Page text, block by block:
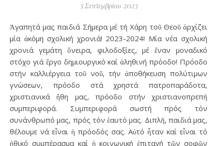
5 Σεπτεμβρίου 2023
Ἀγαπητά μας παιδιά Σήμερα μέ τή Χάρη τοῦ Θεοῦ ἀρχίζει
μία ἀκόμη σχολική χρονιά! 2023-2024! Μία νέα σχολική
χρονιά γεμάτη ὄνειρα, φιλοδοξίες, μέ ἕναν μοναδικό
στόχο γιά ἔργο δημιουργικό καί ἀληθινή πρόοδο! Πρόοδο
στήν καλλιέργεια τοῦ νοῦ, τήν ἀποθήκευση πολύτιμων
γνώσεων, πρόοδο στά χρηστά πατροπαράδοτα,
χριστιανικά ἤθη μας, πρόοδο στήν χριστιανοπρεπῆ
συμπεριφορά. Συμπεριφορά σωστή πρός τόν
συνάνθρωπό μας, πρός τόν ἑαυτό μας. Διπλῆ, παιδιά μας,
θέλουμε νά εἶναι ἡ πρόοδός σας. Αὐτό ἦταν καί εἶναι τό
ἠθικό συμπέρασμα καί ἡ κοινωνική ἐπιταγή τῶν σοφῶν